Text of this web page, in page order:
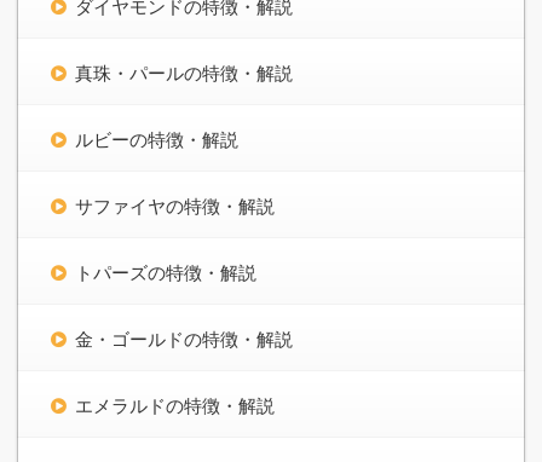
ダイヤモンドの特徴・解説
真珠・パールの特徴・解説
ルビーの特徴・解説
サファイヤの特徴・解説
トパーズの特徴・解説
金・ゴールドの特徴・解説
エメラルドの特徴・解説